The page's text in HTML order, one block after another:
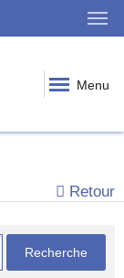
Menu
Retour